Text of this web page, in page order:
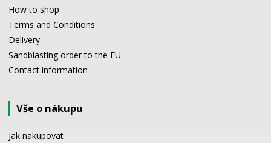
How to shop
Terms and Conditions
Delivery
Sandblasting order to the EU
Contact information
Vše o nákupu
Jak nakupovat